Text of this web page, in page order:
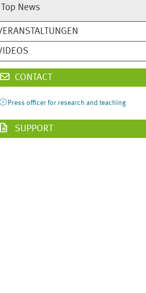
Top News
CONTACT
Press officer for research and teaching
SUPPORT